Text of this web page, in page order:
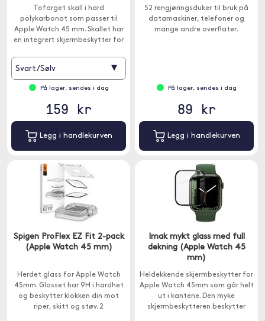
Tofarget skall i hard
polykarbonat som passer til
Apple Watch 45 mm. Skallet har
en integrert skjermbeskytter for
Svart/Sølv ▾
På lager, sendes i dag
159 kr
Legg i handlekurven
52 rengjøringsduker til bruk på
datamaskiner, telefoner og
mange andre overflater.
På lager, sendes i dag
89 kr
Legg i handlekurven
Spigen ProFlex EZ Fit 2-pack
(Apple Watch 45 mm)
Herdet glass for Apple Watch
45mm. Glasset har 9H i hardhet
og beskytter klokken din mot
riper, skitt og støv. 2
Imak mykt glass med full
dekning (Apple Watch 45
mm)
Heldekkende skjermbeskytter for
Apple Watch 45mm som går helt
ut i kantene. Den myke
skjermbeskytteren beskytter